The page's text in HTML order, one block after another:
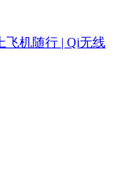
飞机随行 | Qi无线